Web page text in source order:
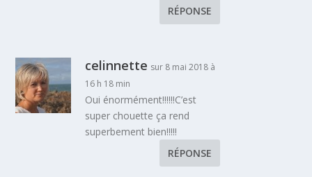
RÉPONSE
celinnette sur 8 mai 2018 à
16 h 18 min
Oui énormément!!!!!!C’est
super chouette ça rend
superbement bien!!!!!
RÉPONSE